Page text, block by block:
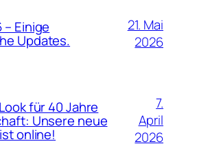
– Einige
Updates.
21. Mai
2026
für 40 Jahre
Unsere neue
online!
7.
April
2026